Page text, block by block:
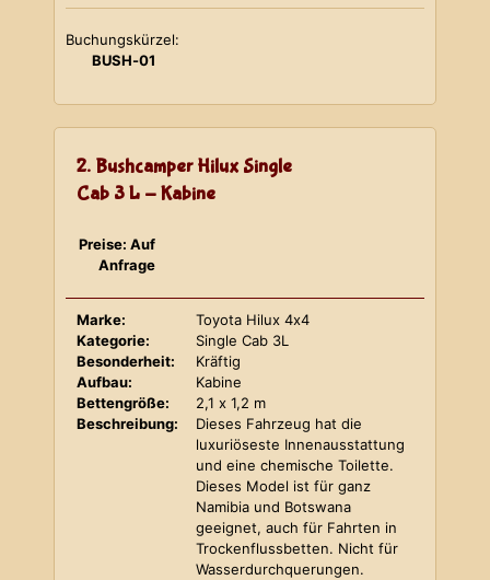
Buchungskürzel:
BUSH-01
2. Bushcamper Hilux Single
Cab 3 L - Kabine
Preise: Auf
Anfrage
Marke:
Toyota Hilux 4x4
Kategorie:
Single Cab 3L
Besonderheit:
Kräftig
Aufbau:
Kabine
Bettengröße:
2,1 x 1,2 m
Beschreibung:
Dieses Fahrzeug hat die
luxuriöseste Innenausstattung
und eine chemische Toilette.
Dieses Model ist für ganz
Namibia und Botswana
geeignet, auch für Fahrten in
Trockenflussbetten. Nicht für
Wasserdurchquerungen.